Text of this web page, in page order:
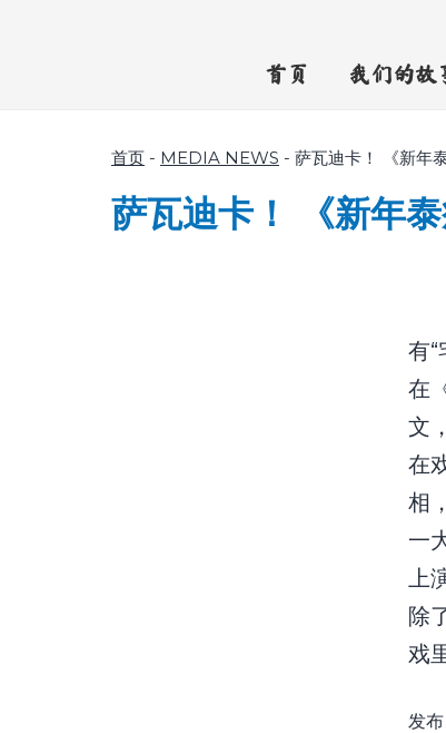
首页 我们的故
首页 - MEDIA NEWS - 萨瓦迪卡！ 《新年
萨瓦迪卡！ 《新年
有
在
文
在
相
一
上
除
戏
发布